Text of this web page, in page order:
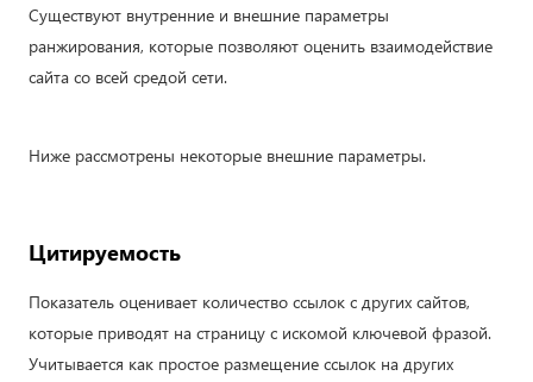
Существуют внутренние и внешние параметры
ранжирования, которые позволяют оценить взаимодействие
сайта со всей средой сети.
Ниже рассмотрены некоторые внешние параметры.
Цитируемость
Показатель оценивает количество ссылок с других сайтов,
которые приводят на страницу с искомой ключевой фразой.
Учитывается как простое размещение ссылок на других